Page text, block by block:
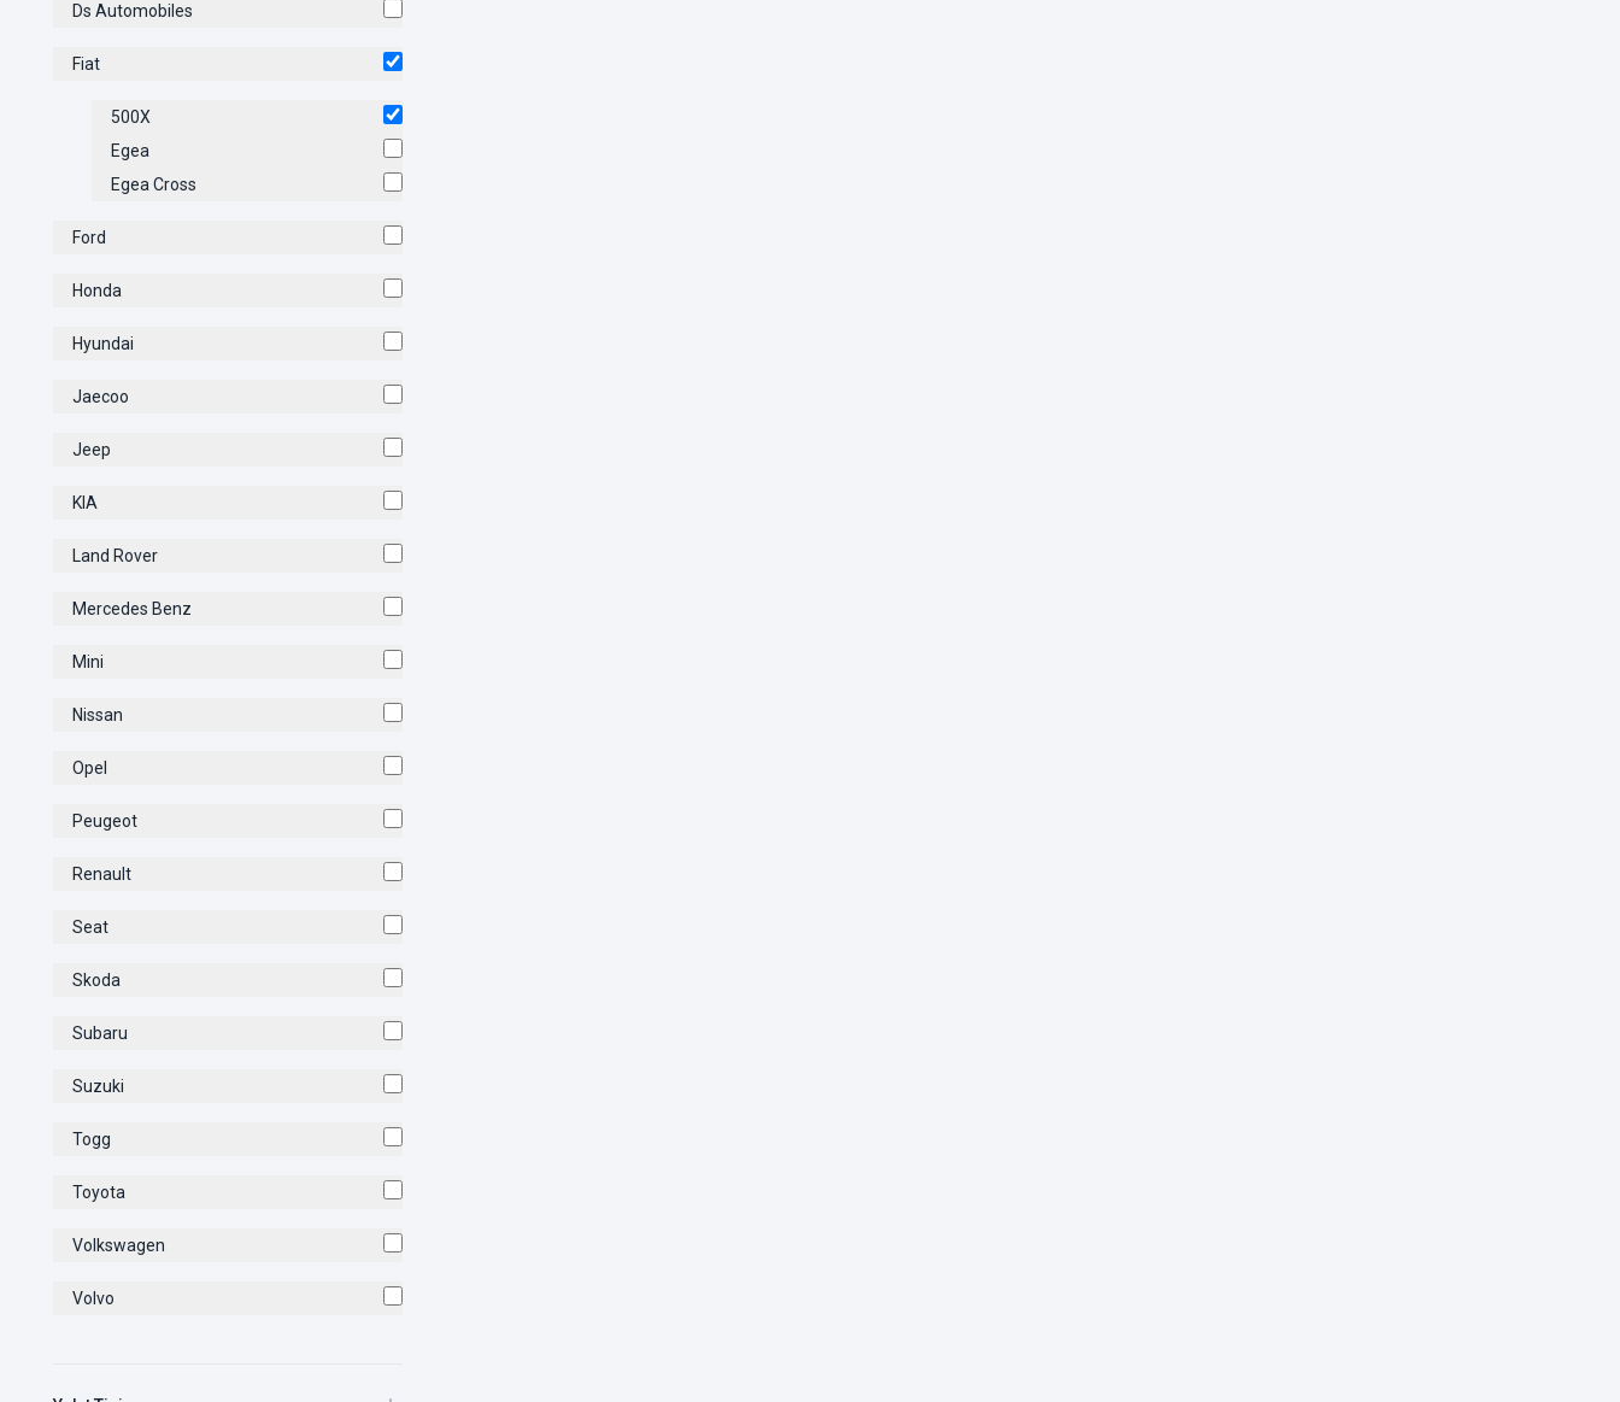
Ds Automobiles
Fiat
500X
Egea
Egea Cross
Ford
Honda
Hyundai
Jaecoo
Jeep
KIA
Land Rover
Mercedes Benz
Mini
Nissan
Opel
Peugeot
Renault
Seat
Skoda
Subaru
Suzuki
Togg
Toyota
Volkswagen
Volvo